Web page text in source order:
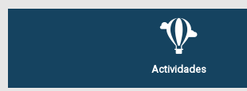
Actividades